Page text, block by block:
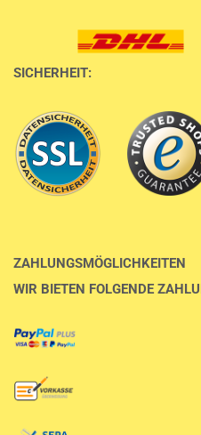
SICHERHEIT:
ZAHLUNGSMÖGLICHKEITEN
WIR BIETEN FOLGENDE